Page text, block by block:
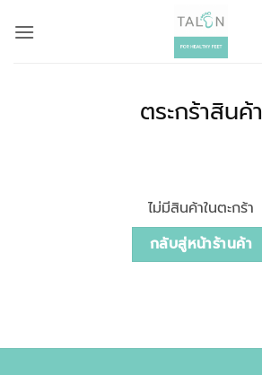
ตระกร้าสินค้า
ไม่มีสินค้าในตะกร้า
กลับสู่หน้าร้านค้า